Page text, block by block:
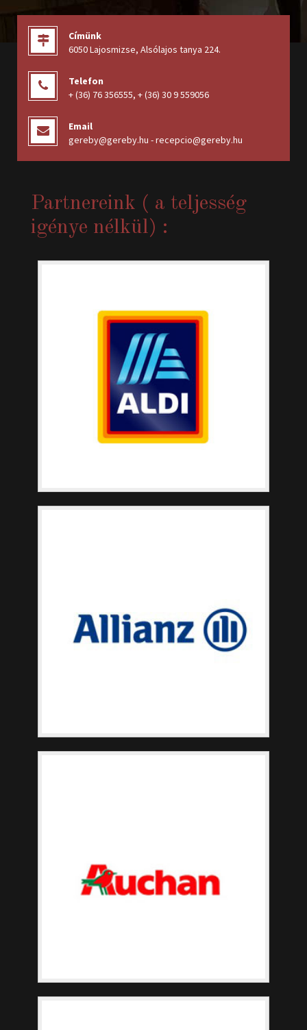
Címünk
6050 Lajosmizse, Alsólajos tanya 224.
Telefon
+ (36) 76 356555, + (36) 30 9 559056
Email
gereby@gereby.hu - recepcio@gereby.hu
Partnereink ( a teljesség
igénye nélkül) :